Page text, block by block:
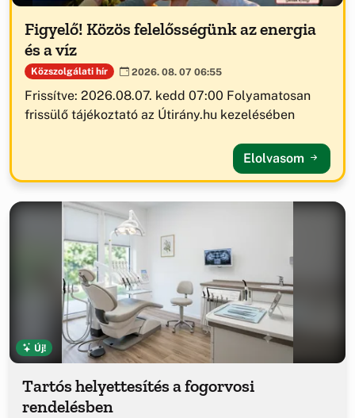
Figyelő! Közös felelősségünk az energia
és a víz
Közszolgálati hír 2026. 08. 07 06:55
Frissítve: 2026.08.07. kedd 07:00 Folyamatosan
frissülő tájékoztató az Útirány.hu kezelésében
Elolvasom
Új!
Tartós helyettesítés a fogorvosi
rendelésben